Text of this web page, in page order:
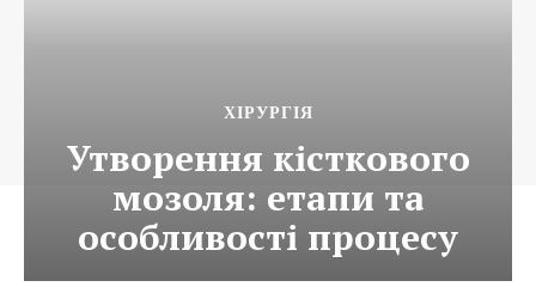
ХІРУРГІЯ
Утворення кісткового
мозоля: етапи та
особливості процесу